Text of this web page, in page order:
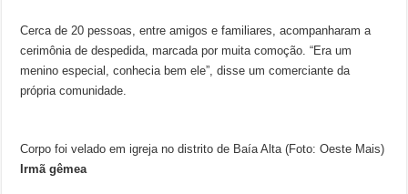
Cerca de 20 pessoas, entre amigos e familiares, acompanharam a
cerimônia de despedida, marcada por muita comoção. “Era um
menino especial, conhecia bem ele”, disse um comerciante da
própria comunidade.
Corpo foi velado em igreja no distrito de Baía Alta (Foto: Oeste Mais)
Irmã gêmea